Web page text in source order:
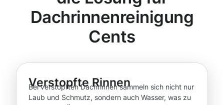
Dachrinnenreinigung
Cents
Verstopfte Rinnen
Bei verstopften Dachrinnen sammeln sich nicht nur
Laub und Schmutz, sondern auch Wasser, was zu